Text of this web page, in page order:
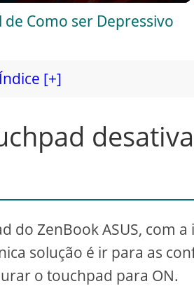
Como ser Depressivo
Índice [+]
ZenBook ASUS, com
solução é ir para as
o touchpad para ON.